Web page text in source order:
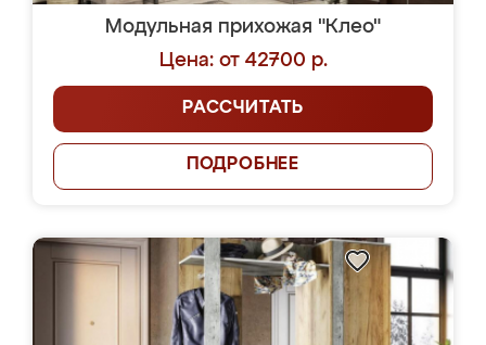
Модульная прихожая "Клео"
Цена: от 42700 р.
РАССЧИТАТЬ
ПОДРОБНЕЕ